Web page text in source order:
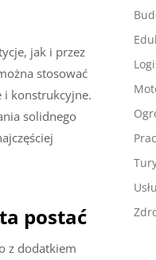
jak i przez
stosować
i konstrukcyjne.
solidnego
postać
z dodatkiem